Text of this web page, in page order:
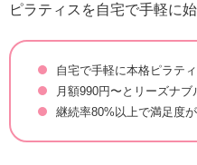
ピラティスを自宅で手軽に
自宅で手軽に本格ピラテ
月額990円〜とリーズナブ
継続率80%以上で満足度